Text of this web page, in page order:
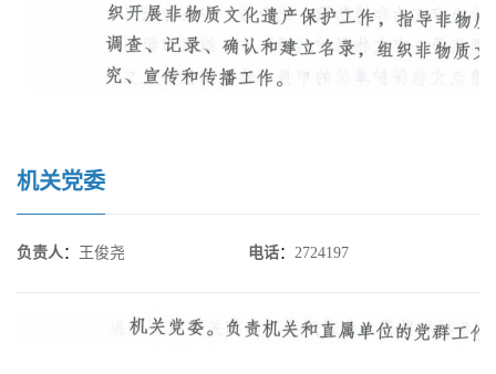
机关党委
负责人： 王俊尧 电话： 2724197